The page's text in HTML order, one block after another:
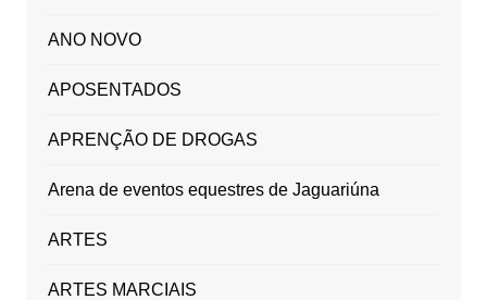
ANO NOVO
APOSENTADOS
APRENÇÃO DE DROGAS
Arena de eventos equestres de Jaguariúna
ARTES
ARTES MARCIAIS